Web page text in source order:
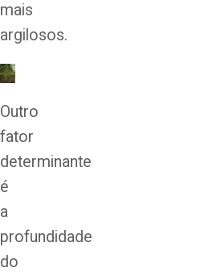
mais
argilosos.
Outro
fator
determinante
é
a
profundidade
do